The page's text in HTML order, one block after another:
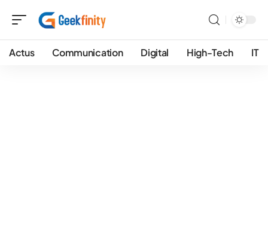
Actus Communication Digital High-Tech IT